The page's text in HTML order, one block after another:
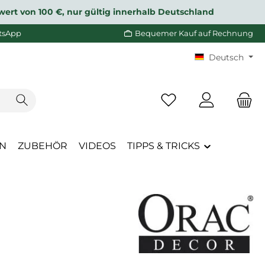
von 100 €, nur gültig innerhalb Deutschland
Bequemer Kauf auf Rechnung
Deutsch
Du hast 0 Produkte
ZUBEHÖR VIDEOS TIPPS & TRICKS